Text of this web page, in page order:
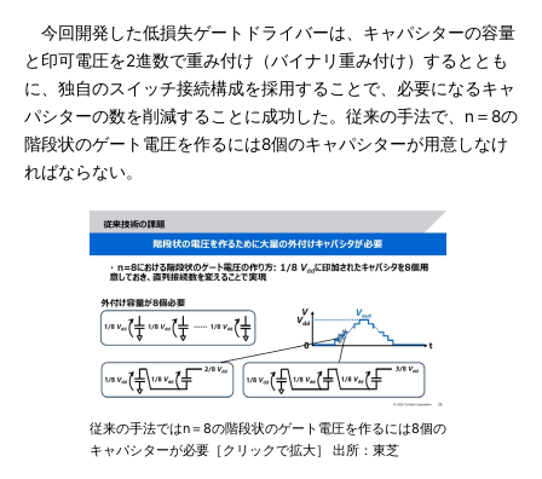
今回開発した低損失ゲートドライバーは、キャパシターの容量
と印可電圧を2進数で重み付け（バイナリ重み付け）するととも
に、独自のスイッチ接続構成を採用することで、必要になるキャ
パシターの数を削減することに成功した。従来の手法で、n＝8の
階段状のゲート電圧を作るには8個のキャパシターが用意しなけ
ればならない。
従来の手法ではn＝8の階段状のゲート電圧を作るには8個の
キャパシターが必要［クリックで拡大］ 出所：東芝